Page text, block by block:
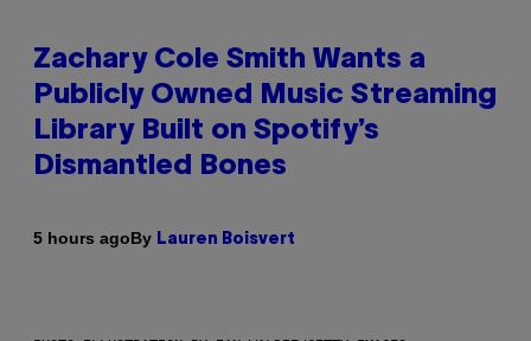
Zachary Cole Smith Wants a
Publicly Owned Music Streaming
Library Built on Spotify’s
Dismantled Bones
5 hours agoBy Lauren Boisvert